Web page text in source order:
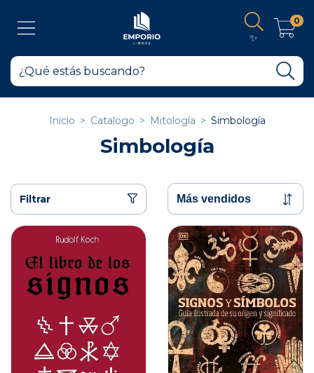
✨
0
Inicio > Catalogo > Mitología > Simbología
Simbología
Filtrar